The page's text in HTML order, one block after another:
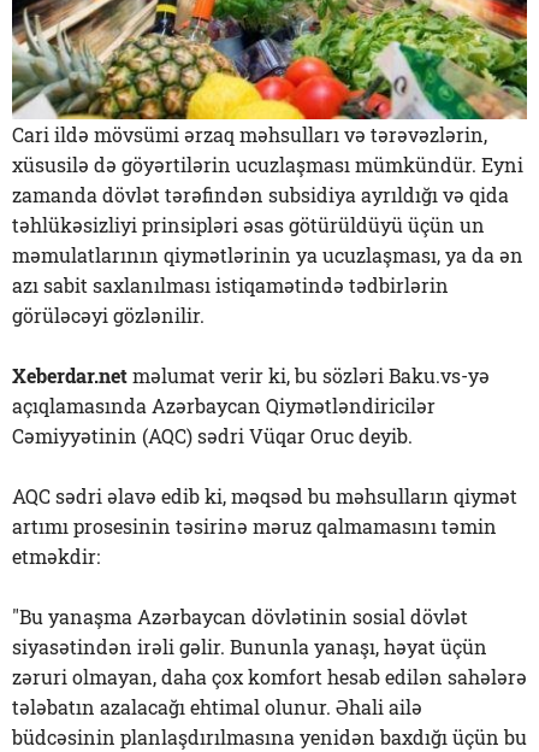
Cari ildə mövsümi ərzaq məhsulları və tərəvəzlərin,
xüsusilə də göyərtilərin ucuzlaşması mümkündür. Eyni
zamanda dövlət tərəfindən subsidiya ayrıldığı və qida
təhlükəsizliyi prinsipləri əsas götürüldüyü üçün un
məmulatlarının qiymətlərinin ya ucuzlaşması, ya da ən
azı sabit saxlanılması istiqamətində tədbirlərin
görüləcəyi gözlənilir.
Xeberdar.netməlumat verir ki, bu sözləri Baku.vs-yə
açıqlamasında Azərbaycan Qiymətləndiricilər
Cəmiyyətinin (AQC) sədri Vüqar Oruc deyib.
AQC sədri əlavə edib ki, məqsəd bu məhsulların qiymət
artımı prosesinin təsirinə məruz qalmamasını təmin
etməkdir:
"Bu yanaşma Azərbaycan dövlətinin sosial dövlət
siyasətindən irəli gəlir. Bununla yanaşı, həyat üçün
zəruri olmayan, daha çox komfort hesab edilən sahələrə
tələbatın azalacağı ehtimal olunur. Əhali ailə
büdcəsinin planlaşdırılmasına yenidən baxdığı üçün bu